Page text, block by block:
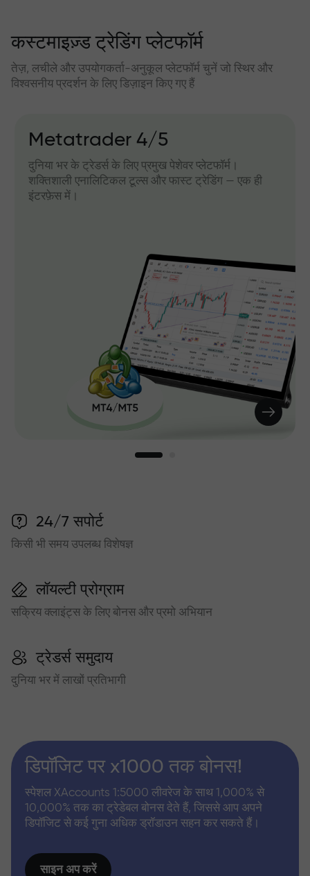
कस्टमाइज़्ड ट्रेडिंग प्लेटफॉर्म
तेज़, लचीले और उपयोगकर्ता-अनुकूल प्लेटफॉर्म चुनें जो स्थिर और
विश्वसनीय प्रदर्शन के लिए डिज़ाइन किए गए हैं
Metatrader 4/5
दुनिया भर के ट्रेडर्स के लिए प्रमुख पेशेवर प्लेटफॉर्म।
शक्तिशाली एनालिटिकल टूल्स और फास्ट ट्रेडिंग — एक ही
इंटरफ़ेस में।
24/7 सपोर्ट
किसी भी समय उपलब्ध विशेषज्ञ
लॉयल्टी प्रोग्राम
सक्रिय क्लाइंट्स के लिए बोनस और प्रमो अभियान
ट्रेडर्स समुदाय
दुनिया भर में लाखों प्रतिभागी
डिपॉजिट पर x1000 तक बोनस!
स्पेशल XAccounts 1:5000 लीवरेज के साथ 1,000% से
10,000% तक का ट्रेडेबल बोनस देते हैं, जिससे आप अपने
डिपॉजिट से कई गुना अधिक ड्रॉडाउन सहन कर सकते हैं।
साइन अप करें